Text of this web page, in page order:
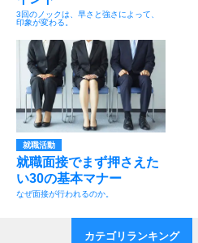
3回のノックは、早さと強さによって、
印象が変わる。
就職活動
就職面接でまず押さえた
い30の基本マナー
なぜ面接が行われるのか。
カテゴリランキング